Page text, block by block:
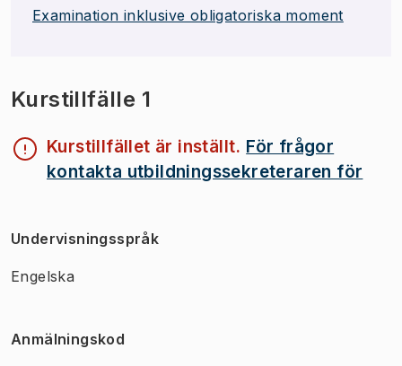
Examination inklusive obligatoriska moment
Kurstillfälle 1
Kurstillfället är inställt. För frågor
kontakta utbildningssekreteraren för
Undervisningsspråk
Engelska
Anmälningskod